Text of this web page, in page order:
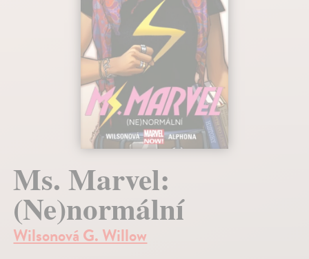
Ms. Marvel:
(Ne)normální
Wilsonová G. Willow